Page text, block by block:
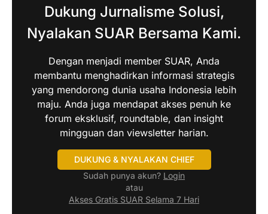
Dukung Jurnalisme Solusi,
Nyalakan SUAR Bersama Kami.
Dengan menjadi member SUAR, Anda
membantu menghadirkan informasi strategis
yang mendorong dunia usaha Indonesia lebih
maju. Anda juga mendapat akses penuh ke
forum eksklusif, roundtable, dan insight
mingguan dan viewsletter harian.
DUKUNG & NYALAKAN CHIEF
Sudah punya akun? Login
atau
Akses Gratis SUAR Selama 7 Hari